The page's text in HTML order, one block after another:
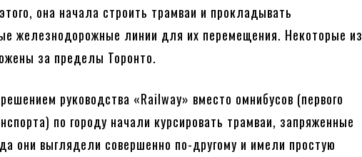
она начала строить трамваи и прокладывать
железнодорожные линии для их перемещения. Некоторые из
за пределы Торонто.
руководства «Railway» вместо омнибусов (первого
по городу начали курсировать трамваи, запряженные
они выглядели совершенно по-другому и имели простую